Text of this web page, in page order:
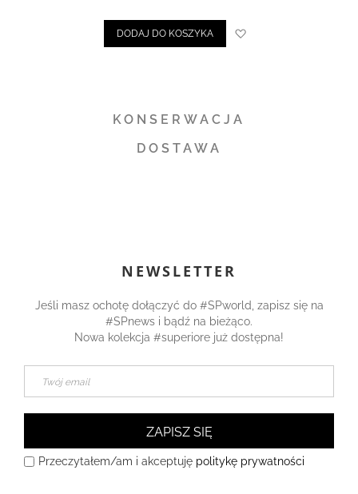
DODAJ DO KOSZYKA
KONSERWACJA
DOSTAWA
NEWSLETTER
Jeśli masz ochotę dołączyć do #SPworld, zapisz się na
#SPnews i bądź na bieżąco.
Nowa kolekcja #superiore już dostępna!
ZAPISZ SIĘ
Przeczytałem/am i akceptuję politykę prywatności